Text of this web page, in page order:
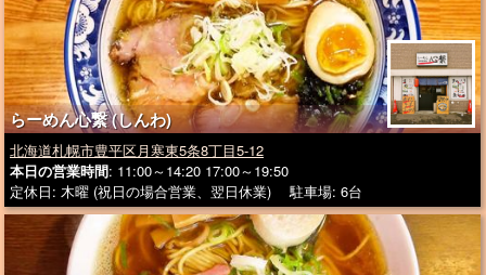
らーめん心繋 (しんわ)
北海道札幌市豊平区月寒東5条8丁目5-12
本日の営業時間: 11:00～14:20 17:00～19:50
定休日: 木曜 (祝日の場合営業、翌日休業) 駐車場: 6台